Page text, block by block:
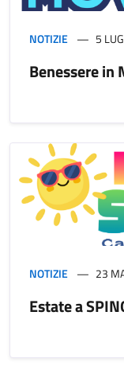
NOTIZIE 5
Benessere in
NOTIZIE 23
Estate a